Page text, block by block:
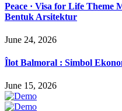
Peace · Visa for Life Theme
Bentuk Arsitektur
June 24, 2026
Îlot Balmoral : Simbol
June 15, 2026